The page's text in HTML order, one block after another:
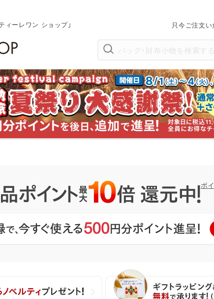
ィーレワン ショップ」 只今ご注文い
ポ